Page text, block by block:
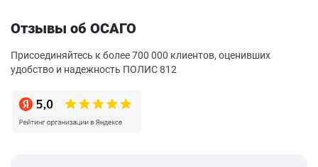
Отзывы об ОСАГО
Присоединяйтесь к более 700 000 клиентов, оценивших
удобство и надежность ПОЛИС 812